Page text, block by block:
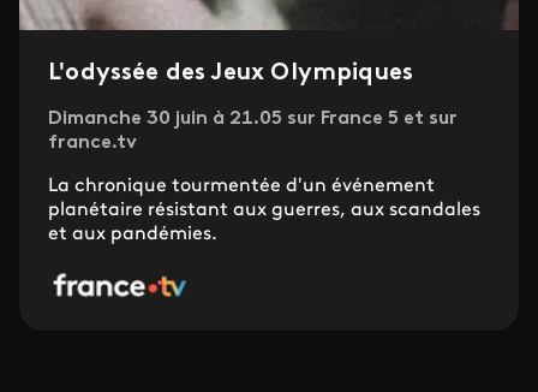
L'odyssée des Jeux Olympiques
Dimanche 30 juin à 21.05 sur France 5 et sur
france.tv
La chronique tourmentée d'un événement
planétaire résistant aux guerres, aux scandales
et aux pandémies.